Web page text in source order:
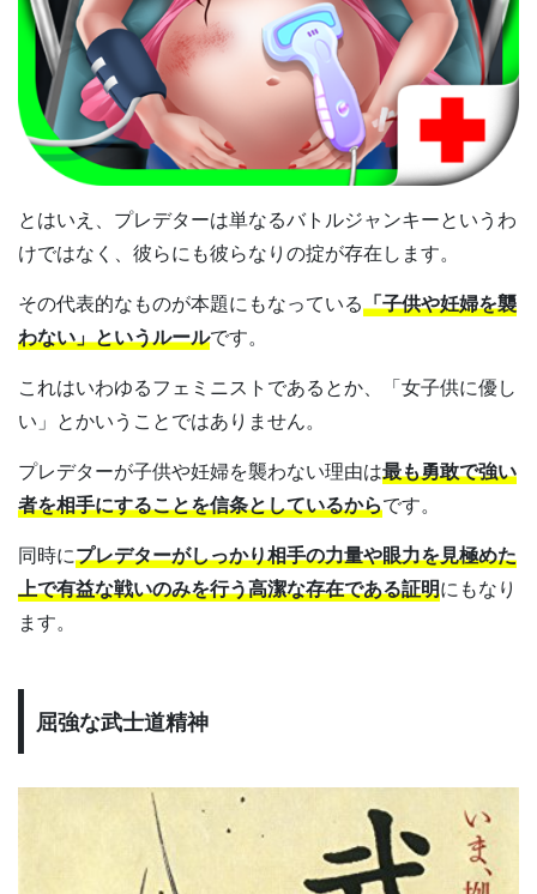
とはいえ、プレデターは単なるバトルジャンキーというわ
けではなく、彼らにも彼らなりの掟が存在します。
その代表的なものが本題にもなっている「子供や妊婦を襲
わない」というルールです。
これはいわゆるフェミニストであるとか、「女子供に優し
い」とかいうことではありません。
プレデターが子供や妊婦を襲わない理由は最も勇敢で強い
者を相手にすることを信条としているからです。
同時にプレデターがしっかり相手の力量や眼力を見極めた
上で有益な戦いのみを行う高潔な存在である証明にもなり
ます。
屈強な武士道精神